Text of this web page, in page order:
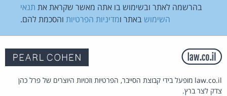
בהרשמה לאתר ובשימוש בו אתה מאשר שקראת את תנאי
השימוש באתר ומדיניות הפרטיות והסכמת להם.
law.co.il מופעל בידי קבוצת הסייבר, הפרטיות וזכויות היוצרים של פרל כהן
צדק לצר ברץ.